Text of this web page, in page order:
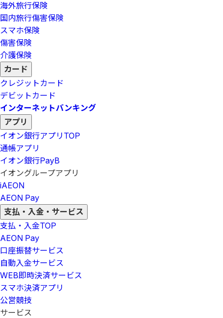
海外旅行保険
国内旅行傷害保険
スマホ保険
傷害保険
介護保険
カード
クレジットカード
デビットカード
インターネットバンキング
アプリ
イオン銀行アプリ TOP
通帳アプリ
イオン銀行PayB
イオングループアプリ
iAEON
AEON Pay
支払・入金・サービス
支払・入金TOP
AEON Pay
口座振替サービス
自動入金サービス
WEB即時決済サービス
スマホ決済アプリ
公営競技
サービス